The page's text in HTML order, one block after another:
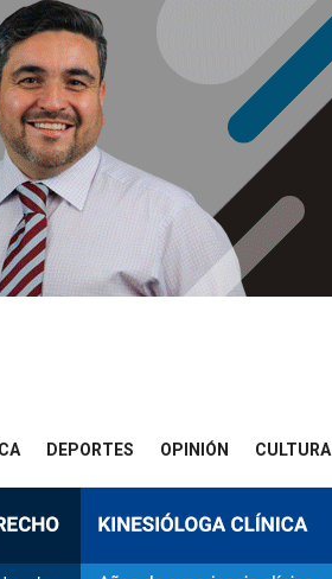
DEPORTES OPINIÓN CULTURA